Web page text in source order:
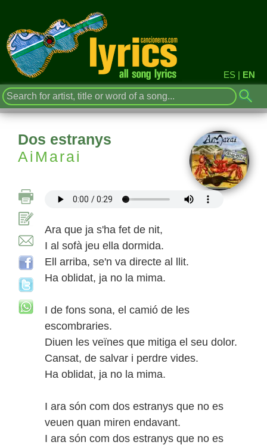
ES | EN
Dos estranys
AiMarai
Ara que ja s'ha fet de nit,
I al sofà jeu ella dormida.
Ell arriba, se'n va directe al llit.
Ha oblidat, ja no la mima.
I de fons sona, el camió de les
escombraries.
Diuen les veïnes que mitiga el seu dolor.
Cansat, de salvar i perdre vides.
Ha oblidat, ja no la mima.
I ara són com dos estranys que no es
veuen quan miren endavant.
I ara són com dos estranys que no es